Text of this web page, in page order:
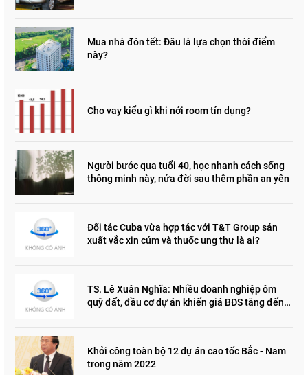
Mua nhà đón tết: Đâu là lựa chọn thời điểm
này?
Cho vay kiểu gì khi nới room tín dụng?
Người bước qua tuổi 40, học nhanh cách sống
thông minh này, nửa đời sau thêm phần an yên
Đối tác Cuba vừa hợp tác với T&T Group sản
xuất vắc xin cúm và thuốc ung thư là ai?
TS. Lê Xuân Nghĩa: Nhiều doanh nghiệp ôm
quỹ đất, đầu cơ dự án khiến giá BĐS tăng đến
Khởi công toàn bộ 12 dự án cao tốc Bắc - Nam
trong năm 2022